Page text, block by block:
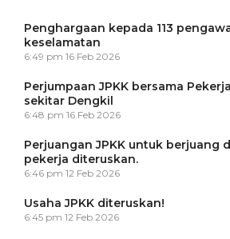
Penghargaan kepada 113
keselamatan
6:49 pm 16 Feb 2026
Perjumpaan JPKK bersama
sekitar Dengkil
6:48 pm 16 Feb 2026
Perjuangan JPKK untuk berjuang
pekerja diteruskan.
6:46 pm 12 Feb 2026
Usaha JPKK diteruskan!
6:45 pm 12 Feb 2026